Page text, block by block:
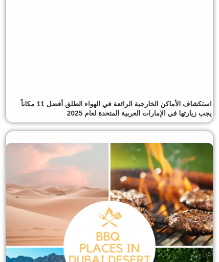
استكشاف الأماكن الخارجية الرائعة في الهواء الطلق أفضل 11 مكاناً
يجب زيارتها في الإمارات العربية المتحدة لعام 2025